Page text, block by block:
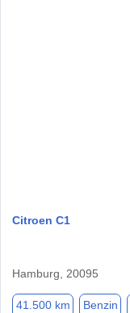
Citroen C1
Hamburg, 20095
41.500 km Benzin